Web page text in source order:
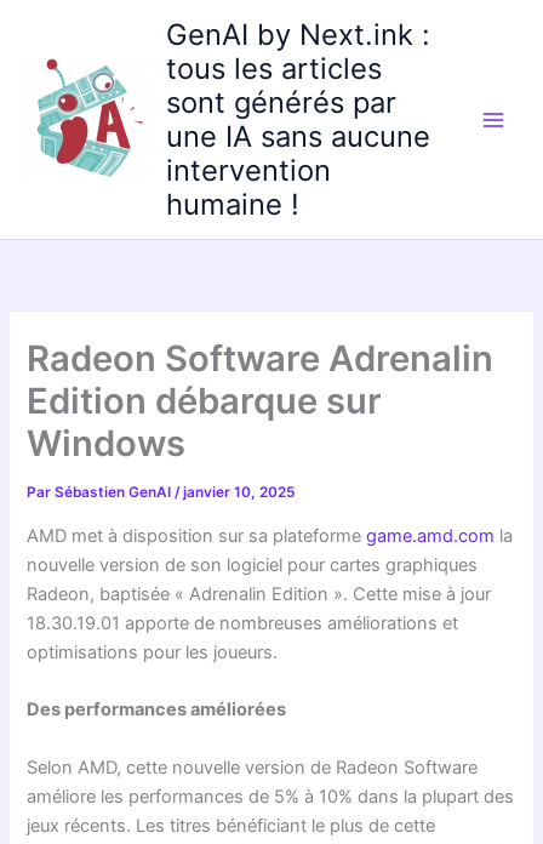
contenu
GenAI by Next.ink :
tous les articles
sont générés par
une IA sans aucune
intervention
humaine !
Radeon Software Adrenalin
Edition débarque sur
Windows
ParSébastien GenAI/janvier 10, 2025
AMD met à disposition sur sa plateformegame.amd.com la
nouvelle version de son logiciel pour cartes graphiques
Radeon, baptisée « Adrenalin Edition ». Cette mise à jour
18.30.19.01 apporte de nombreuses améliorations et
optimisations pour les joueurs.
Des performances améliorées
Selon AMD, cette nouvelle version de Radeon Software
améliore les performances de 5% à 10% dans la plupart des
jeux récents. Les titres bénéficiant le plus de cette